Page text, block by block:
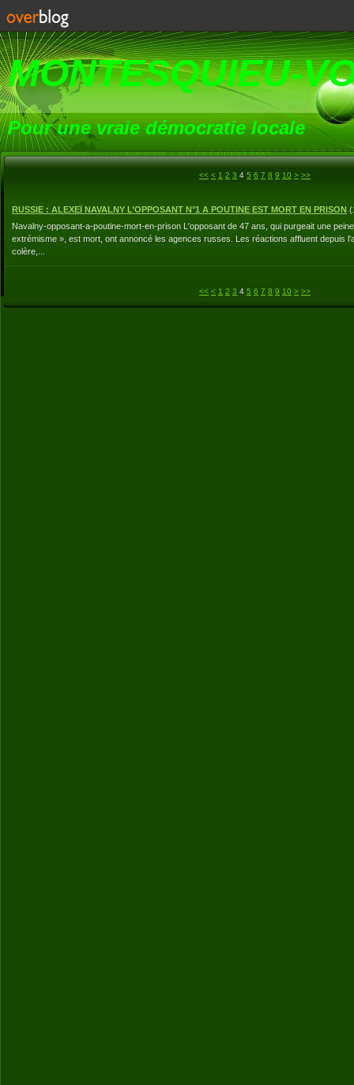
MONTESQUIEU-
Pour une vraie démocratie locale
<< < 1 2 3 4 5 6 7 8 9 10 > >>
RUSSIE : ALEXEÏ NAVALNY L’OPPOSANT N°1 A POUTINE EST MORT EN PRISON (
Navalny-opposant-a-poutine-mort-en-prison L'opposant de 47 ans, qui purgeait une
extrémisme », est mort, ont annoncé les agences russes. Les réactions affluent depuis
colère,...
<< < 1 2 3 4 5 6 7 8 9 10 > >>